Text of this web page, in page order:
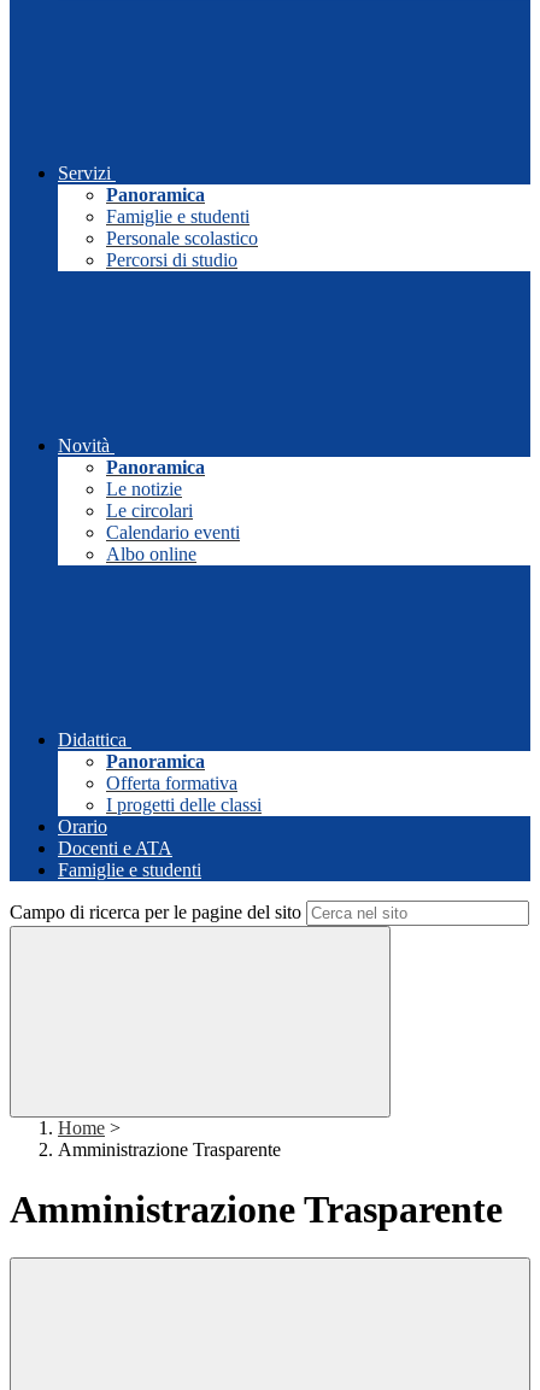
Servizi
Panoramica
Famiglie e studenti
Personale scolastico
Percorsi di studio
Novità
Panoramica
Le notizie
Le circolari
Calendario eventi
Albo online
Didattica
Panoramica
Offerta formativa
I progetti delle classi
Orario
Docenti e ATA
Famiglie e studenti
Campo di ricerca per le pagine del sito
Home >
Amministrazione Trasparente
Amministrazione Trasparente